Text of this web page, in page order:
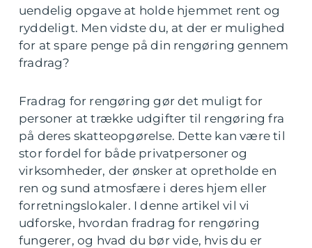
uendelig opgave at holde hjemmet rent og
ryddeligt. Men vidste du, at der er mulighed
for at spare penge på din rengøring gennem
fradrag?
Fradrag for rengøring gør det muligt for
personer at trække udgifter til rengøring fra
på deres skatteopgørelse. Dette kan være til
stor fordel for både privatpersoner og
virksomheder, der ønsker at opretholde en
ren og sund atmosfære i deres hjem eller
forretningslokaler. I denne artikel vil vi
udforske, hvordan fradrag for rengøring
fungerer, og hvad du bør vide, hvis du er